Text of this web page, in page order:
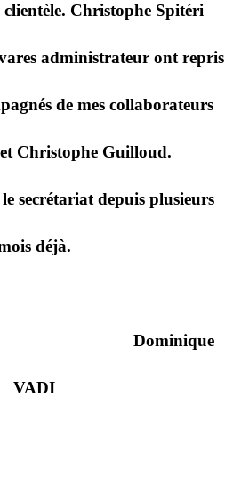
Christophe Spitéri
administrateur ont repris
de mes collaborateurs
Christophe Guilloud.
secrétariat depuis plusieurs
déjà.
VADI